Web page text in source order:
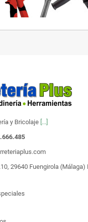
y Bricolaje [...]
29640 Fuengirola (Málaga)